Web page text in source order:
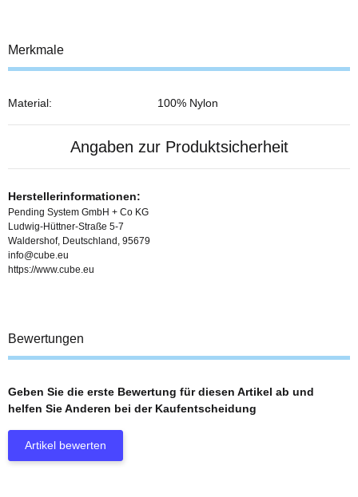
Merkmale
Material: 100% Nylon
Angaben zur Produktsicherheit
Herstellerinformationen:
Pending System GmbH + Co KG
Ludwig-Hüttner-Straße 5-7
Waldershof, Deutschland, 95679
info@cube.eu
https://www.cube.eu
Bewertungen
Geben Sie die erste Bewertung für diesen Artikel ab und
helfen Sie Anderen bei der Kaufentscheidung
Artikel bewerten